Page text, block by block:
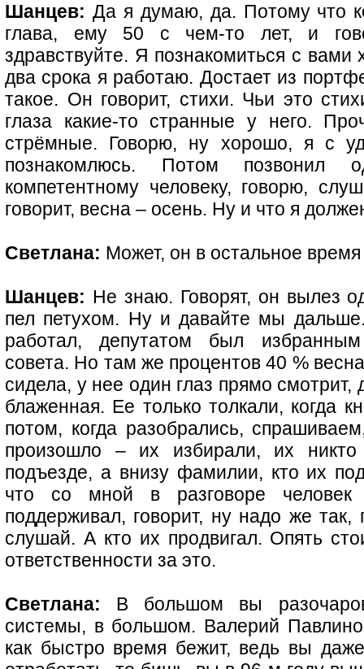
Шанцев: Да я думаю, да. Потому что
глава, ему 50 с чем-то лет, и
здравствуйте. Я познакомиться с
два срока я работаю. Достает из
такое. Он говорит, стихи. Чьи это
глаза какие-то странные у него.
стрёмные. Говорю, ну хорошо, я с
познакомлюсь. Потом позвонил
компетентному человеку, говорю,
говорит, весна – осень. Ну и что я
Светлана: Может, он в остальное
Шанцев: Не знаю. Говорят, он вылез
пел петухом. Ну и давайте мы
работал, депутатом был избранным
совета. Но там же процентов 40 %
сидела, у нее один глаз прямо смотрит,
блаженная. Ее только толкали, когда
потом, когда разобрались,
произошло – их избирали, их
подъезде, а внизу фамилии, кто их
что со мной в разговоре человек
поддерживал, говорит, ну надо же
слушай. А кто их продвигал. Опять
ответственности за это.
Светлана: В большом вы
системы, в большом. Валерий
как быстро время бежит, ведь вы